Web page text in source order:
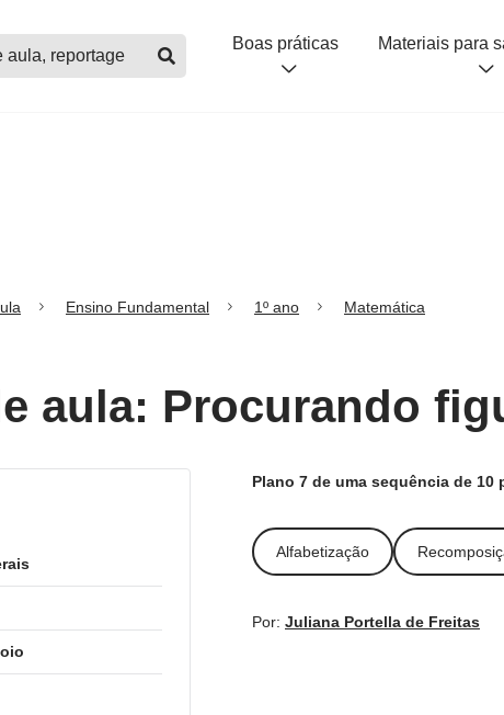
Boas práticas Materiais para
Ensino Fundamental 1º ano Matemática
aula: Procurando
Plano 7 de uma sequência de 10
Alfabetização
Por: Juliana Portella de Freitas